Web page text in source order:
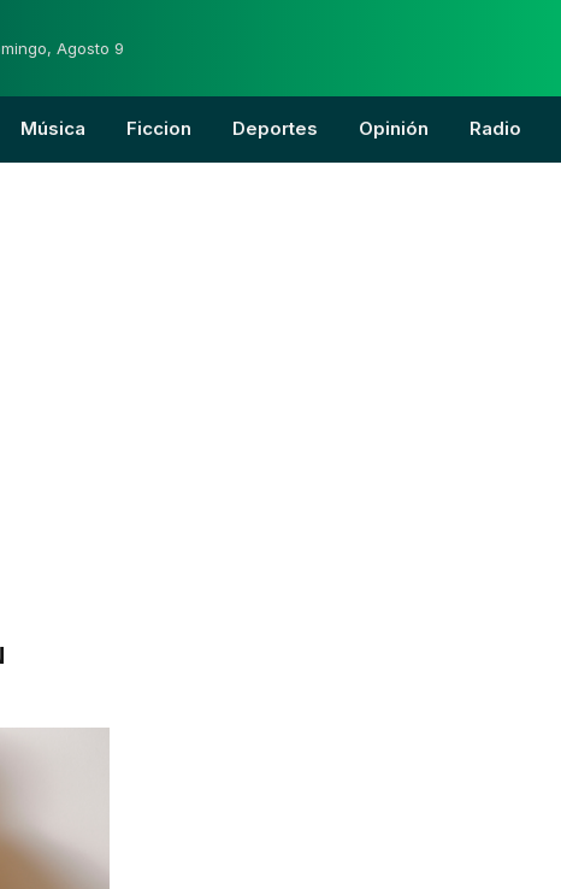
Agosto 9
Música Ficcion Deportes Opinión Radio